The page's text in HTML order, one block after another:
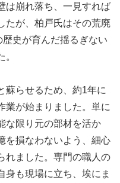
は崩れ落ち、一見すれば
たが、柏戸氏はその荒廃
史が育んだ揺るぎない
蘇らせるため、約1年に
業が始まりました。単に
な限り元の部材を活か
を損なわないよう、細心
れました。専門の職人の
身も現場に立ち、埃にま